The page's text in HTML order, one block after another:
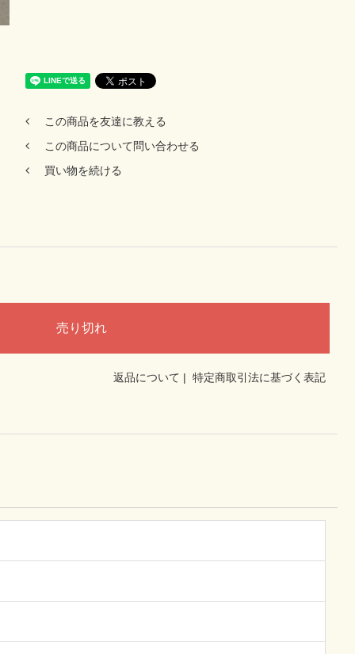
この商品を友達に教える
この商品について問い合わせる
買い物を続ける
返品について | 特定商取引法に基づく表記